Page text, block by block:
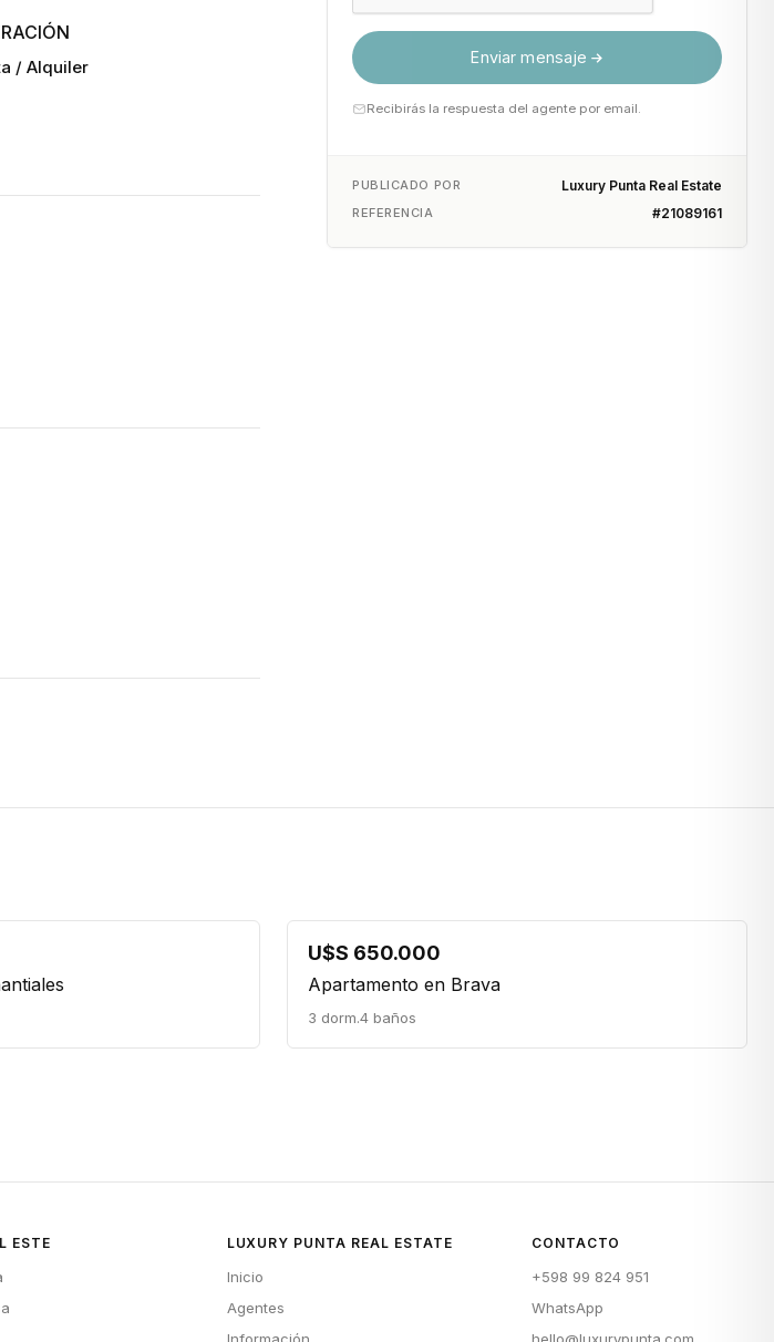
/ Alquiler Enviar mensaje
Recibirás la respuesta del agente por email.
PUBLICADO POR Luxury Punta Real Estate
REFERENCIA #21089161
U$S 650.000
Apartamento en Brava
3 dorm.4 baños
ESTE LUXURY PUNTA REAL ESTATE
Inicio
Agentes
CONTACTO
+598 99 824 951
WhatsApp